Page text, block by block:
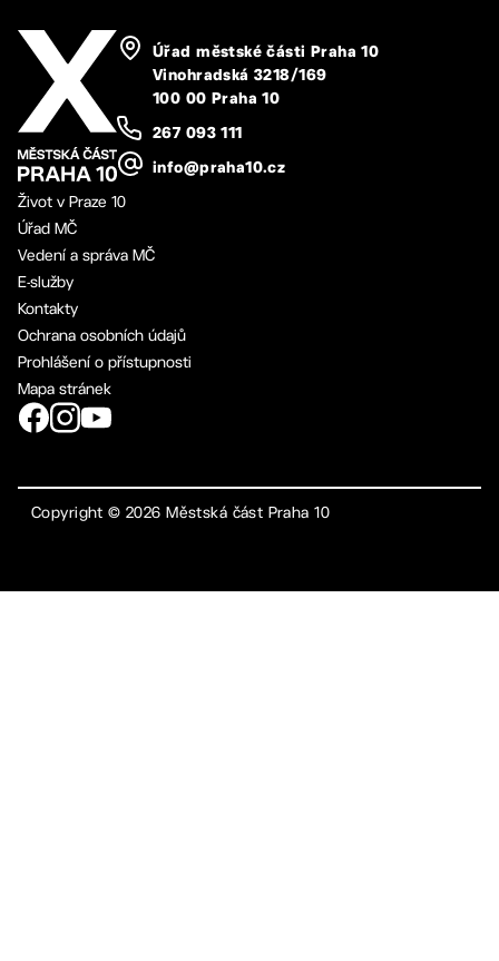
Úřad městské části Praha 10
Vinohradská 3218/169
100 00 Praha 10
267 093 111
info@praha10.cz
Život v Praze 10
Úřad MČ
Vedení a správa MČ
E-služby
Kontakty
Ochrana osobních údajů
Prohlášení o přístupnosti
Mapa stránek
Copyright ©2026 Městská část Praha 10